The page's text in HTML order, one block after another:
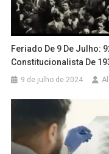
Feriado De 9 De Julho:
Constitucionalista De
9 de julho de 2024